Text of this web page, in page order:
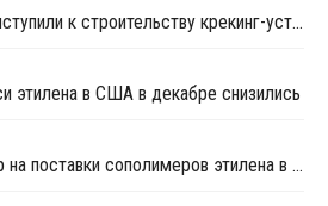
BASF, SABIC и Linde приступили к строительству крекинг-установки парового крекинга с использованием электрических печей
этилена в США в декабре снизились
Dow сняла форс-мажор на поставки сополимеров этилена в Северной Америке